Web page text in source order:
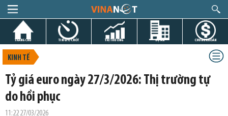
TRANG CHỦ TIN GIỜ CHÓT THỊ TRƯỜNG DỰ ÁN CHỨNG KHOÁN
KINH TẾ
Tỷ giá euro ngày 27/3/2026: Thị trường tự
do hồi phục
11:22 27/03/2026